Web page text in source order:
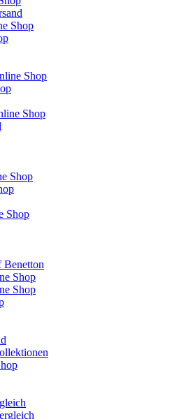
Shop
Shop
Shop
Shop
Shop
Benetton
Shop
Shop